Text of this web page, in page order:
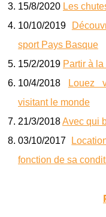
15/8/2020 Les
10/10/2019
sport Pays Basque
15/2/2019 Partir à
10/4/2018
Louez
visitant le monde
21/3/2018Avec qui
03/10/2017
fonction de sa